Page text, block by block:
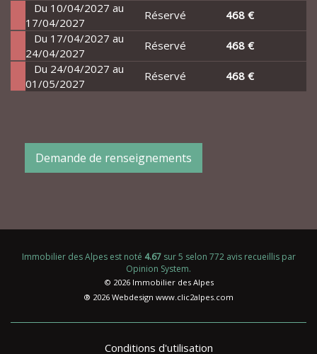
Du 10/04/2027 au
17/04/2027
Réservé
468 €
Du 17/04/2027 au
24/04/2027
Réservé
468 €
Du 24/04/2027 au
01/05/2027
Réservé 468 €
Demande de renseignements
Immobilier des Alpesest noté 4.67sur5 selon 772avis recueillis par
Opinion System.
© 2026 Immobilier des Alpes
® 2026 Webdesign www.clic2alpes.com
Conditions d'utilisation